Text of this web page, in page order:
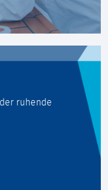
ruhende